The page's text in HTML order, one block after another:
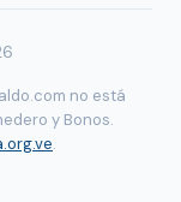
no está
y Bonos.
.